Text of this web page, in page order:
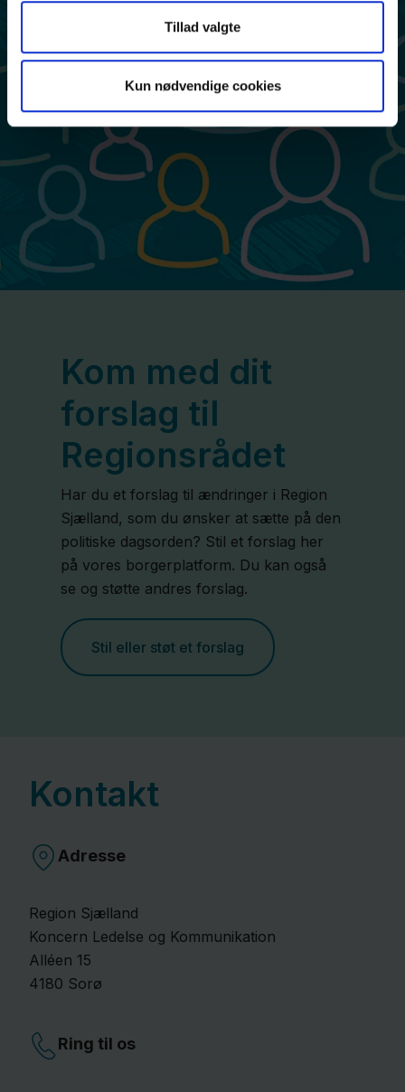
Tillad valgte
Kun nødvendige cookies
Kom med dit
forslag til
Regionsrådet
Har du et forslag til ændringer i Region
Sjælland, som du ønsker at sætte på den
politiske dagsorden? Stil et forslag her
på vores borgerplatform. Du kan også
se og støtte andres forslag.
Stil eller støt et forslag
Kontakt
Adresse
Region Sjælland
Koncern Ledelse og Kommunikation
Alléen 15
4180 Sorø
Ring til os